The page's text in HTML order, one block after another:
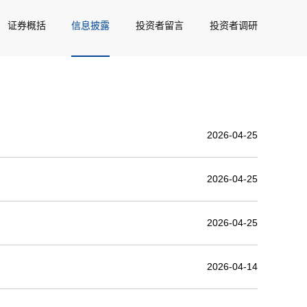
证券概括 信息披露 投资者留言 投资者调研
2026-04-25
2026-04-25
2026-04-25
2026-04-14